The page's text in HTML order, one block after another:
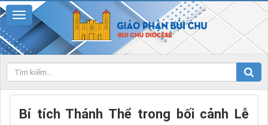
Bí tích Thánh Thể trong bối cảnh Lễ